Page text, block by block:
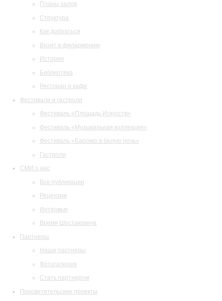
Планы залов
Структура
Как добраться
Визит в филармонию
История
Библиотека
Ресторан и кафе
Фестивали и гастроли
Фестиваль «Площадь Искусств»
Фестиваль «Музыкальная коллекция»
Фестиваль «Барокко в белую ночь»
Гастроли
СМИ о нас
Все публикации
Рецензии
Интервью
Время Шостаковича
Партнеры
Наши партнеры
Фотогалерея
Стать партнером
Просветительские проекты